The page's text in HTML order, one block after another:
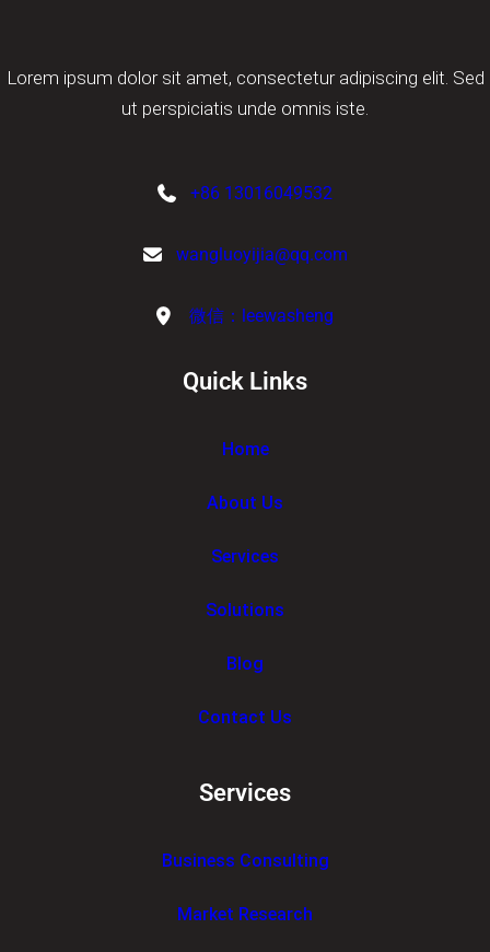
Lorem ipsum dolor sit amet, consectetur adipiscing elit. Sed
ut perspiciatis unde omnis iste.
+86 13016049532
wangluoyijia@qq.com
微信：leewasheng
Quick Links
Home
About Us
Services
Solutions
Blog
Contact Us
Services
Business Consulting
Market Research